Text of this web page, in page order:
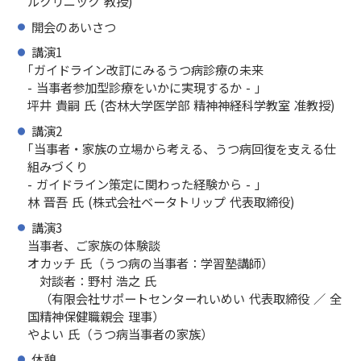
開会のあいさつ
講演1
｢ガイドライン改訂にみるうつ病診療の未来
- 当事者参加型診療をいかに実現するか - 」
坪井 貴嗣 氏 (杏林大学医学部 精神神経科学教室 准教授)
講演2
｢当事者・家族の立場から考える、うつ病回復を支える仕
組みづくり
- ガイドライン策定に関わった経験から - 」
林 晋吾 氏 (株式会社ベータトリップ 代表取締役)
講演3
当事者、ご家族の体験談
オカッチ 氏（うつ病の当事者：学習塾講師）
対談者：野村 浩之 氏
（有限会社サポートセンターれいめい 代表取締役 ／ 全
国精神保健職親会 理事）
やよい 氏（うつ病当事者の家族）